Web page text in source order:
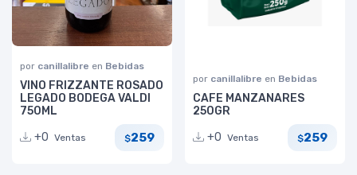
por canillalibre en Bebidas
VINO FRIZZANTE ROSADO
LEGADO BODEGA VALDI
750ML
+0 Ventas $259
por canillalibre en Bebidas
CAFE MANZANARES
250GR
+0 Ventas $259